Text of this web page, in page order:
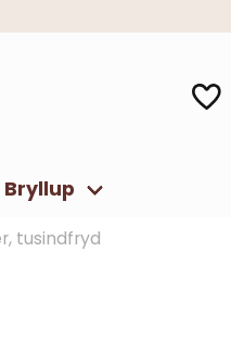
Bryllup
tusindfryd